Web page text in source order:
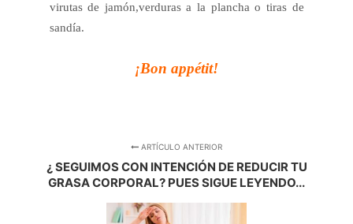
virutas de jamón,verduras a la plancha o tiras de
sandía.
¡Bon appétit!
ARTÍCULO ANTERIOR
¿ SEGUIMOS CON INTENCIÓN DE REDUCIR TU
GRASA CORPORAL? PUES SIGUE LEYENDO...